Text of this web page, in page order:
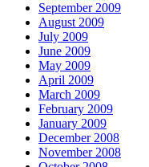
September 2009
August 2009
July 2009
June 2009
May 2009
April 2009
March 2009
February 2009
January 2009
December 2008
November 2008